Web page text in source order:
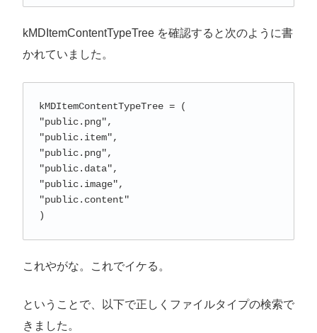
kMDItemContentTypeTree を確認すると次のように書
かれていました。
kMDItemContentTypeTree = (
"public.png",
"public.item",
"public.png",
"public.data",
"public.image",
"public.content"
)
これやがな。これでイケる。
ということで、以下で正しくファイルタイプの検索で
きました。